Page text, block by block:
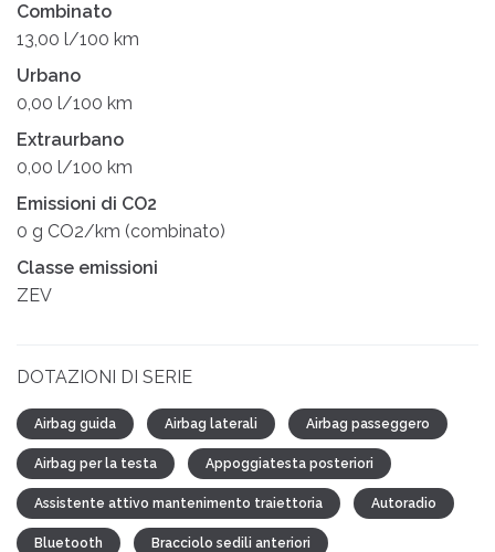
Combinato
13,00 l/100 km
Urbano
0,00 l/100 km
Extraurbano
0,00 l/100 km
Emissioni di CO2
0 g CO2/km (combinato)
Classe emissioni
ZEV
DOTAZIONI DI SERIE
Airbag guida Airbag laterali Airbag passeggero
Airbag per la testa Appoggiatesta posteriori
Assistente attivo mantenimento traiettoria Autoradio
Bluetooth Bracciolo sedili anteriori